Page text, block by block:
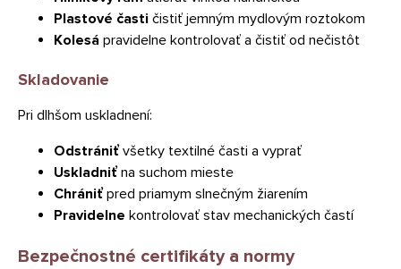
Plastové časti čistiť jemným mydlovým roztokom
Kolesá pravidelne kontrolovať a čistiť od nečistôt
Skladovanie
Pri dlhšom uskladnení:
Odstrániť všetky textilné časti a vyprať
Uskladniť na suchom mieste
Chrániť pred priamym slnečným žiarením
Pravidelne kontrolovať stav mechanických častí
Bezpečnostné certifikáty a normy